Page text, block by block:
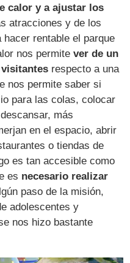
calor y a ajustar los
atracciones y de los
rentable el parque
nos permitever de un
respecto a una
nos permite saber si
para las colas, colocar
más
en el espacio, abrir
o tiendas de
es tan accesible como
es necesario realizar
paso de la misión,
adolescentes y
nos hizo bastante